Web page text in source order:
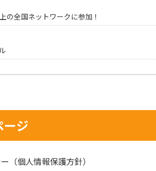
の全国ネットワークに参加！
ージ
（個人情報保護方針）